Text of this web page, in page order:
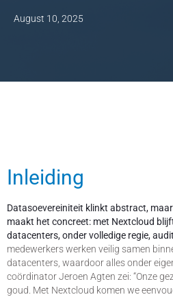
August 10, 2025
Inleiding
Datasoevereiniteit klinkt abstract,
maakt het concreet: met Nextcloud
datacenters, onder volledige regie,
medewerkers werken veilig samen
datacenters, waardoor alles onder
coördinator Jeroen Agten zei: “Onze
goud. Met Nextcloud komen we